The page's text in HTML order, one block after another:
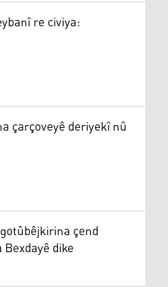
re civiya:
çarçoveyê deriyekî nû
çend
dike